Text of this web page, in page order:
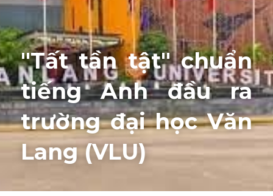
Khác
Từ vựng theo topic
Từ vựng theo Topic
Vocabulary - Grammar
Grammar
Part 2
Lớp Siêu Cấp Tốc
HỌC THỬ →
"Tất tần tật" chuẩn
tiếng Anh đầu ra
trường đại học Văn
Lang (VLU)